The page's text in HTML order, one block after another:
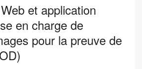
et application
en charge de
pour la preuve de